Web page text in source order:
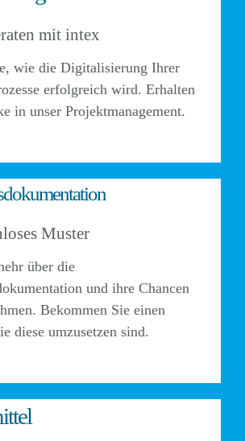
mit intex
wie die Digitalisierung Ihrer
erfolgreich wird. Erhalten
in unser Projektmanagement.
Muster
über die
und ihre Chancen
Bekommen Sie einen
diese umzusetzen sind.